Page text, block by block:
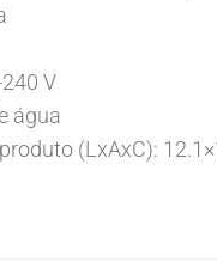
V
água
(LxAxC):